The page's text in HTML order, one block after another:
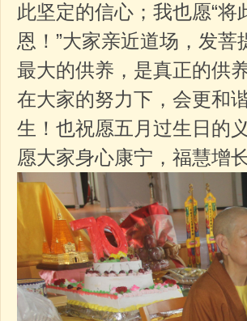
此坚定的信心；我也愿“
恩！”大家亲近道场，发
最大的供养，是真正的供
在大家的努力下，会更和
生！也祝愿五月过生日的
愿大家身心康宁，福慧增